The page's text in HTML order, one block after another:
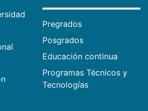
Pregrados
Posgrados
Educación continua
Programas Técnicos y
Tecnologías